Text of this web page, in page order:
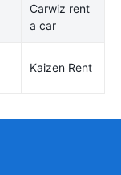
Carwiz rent
a car
Kaizen Rent